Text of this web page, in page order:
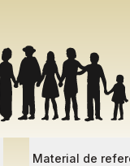
Material de